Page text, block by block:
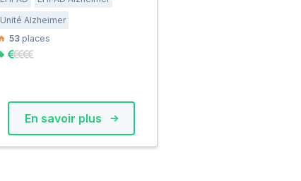
Unité Alzheimer
53 places
En savoir plus